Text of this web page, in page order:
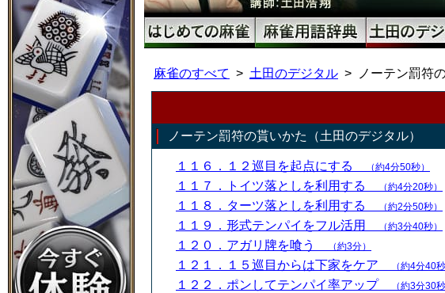
麻雀のすべて 土田のデジタル ノーテン罰符
ノーテン罰符の貰いかた（土田のデジタル）
１１６．１２巡目を起点にする （約4分50秒）
１１７．トイツ落としを利用する （約4分20秒）
１１８．ターツ落としを利用する （約2分50秒）
１１９．形式テンパイをフル活用 （約3分40秒）
１２０．アガリ牌を喰う （約3分）
１２１．１５巡目からは下家をケア （約4分40秒
１２２．ポンしてテンパイ率アップ （約3分30秒